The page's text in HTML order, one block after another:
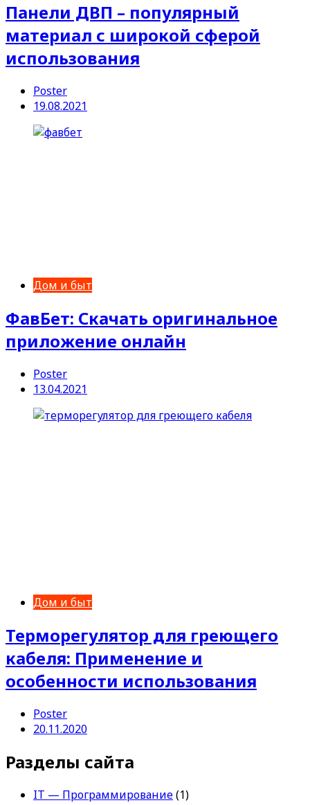
Панели ДВП – популярный
материал с широкой сферой
использования
Poster
19.08.2021
Дом и быт
ФавБет: Скачать оригинальное
приложение онлайн
Poster
13.04.2021
Дом и быт
Терморегулятор для греющего
кабеля: Применение и
особенности использования
Poster
20.11.2020
Разделы сайта
IT — Программирование(1)